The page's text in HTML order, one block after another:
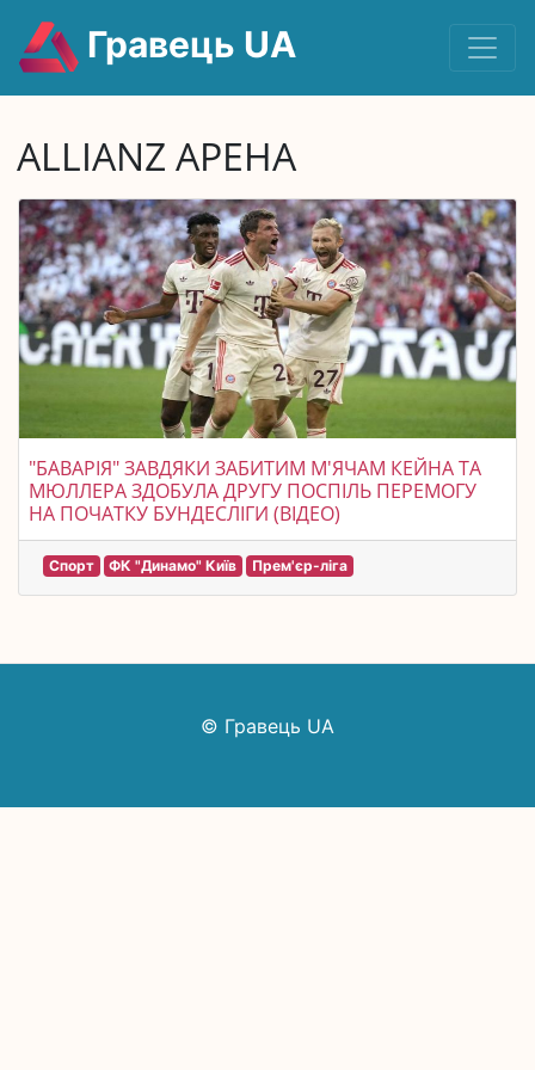
Гравець UA
ALLIANZ АРЕНА
"БАВАРІЯ" ЗАВДЯКИ ЗАБИТИМ М'ЯЧАМ КЕЙНА ТА
МЮЛЛЕРА ЗДОБУЛА ДРУГУ ПОСПІЛЬ ПЕРЕМОГУ
НА ПОЧАТКУ БУНДЕСЛІГИ (ВІДЕО)
Спорт ФК "Динамо" Київ Прем'єр-ліга
© Гравець UA